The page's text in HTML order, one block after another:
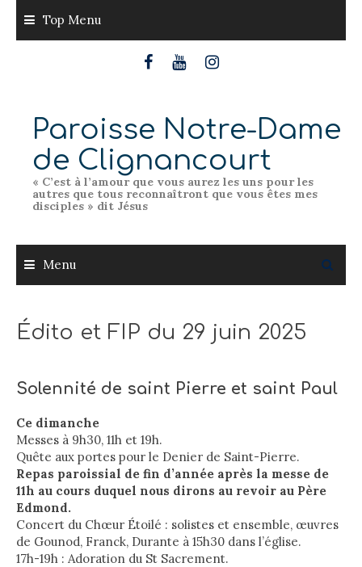
content
Top Menu
Paroisse Notre-Dame
de Clignancourt
« C’est à l’amour que vous aurez les uns pour les
autres que tous reconnaîtront que vous êtes mes
disciples » dit Jésus
Menu
Édito et FIP du 29 juin 2025
Solennité de saint Pierre et saint Paul
Ce dimanche
Messes à 9h30, 11h et 19h.
Quête aux portes pour le Denier de Saint-Pierre.
Repas paroissial de fin d’année après la messe de
11h au cours duquel nous dirons au revoir au Père
Edmond.
Concert du Chœur Étoilé : solistes et ensemble, œuvres
de Gounod, Franck, Durante à 15h30 dans l’église.
17h-19h : Adoration du St Sacrement.